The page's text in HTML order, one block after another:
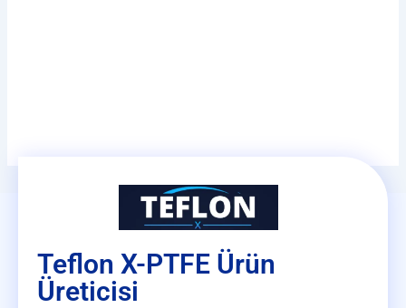
Teflon X-PTFE Ürün
Üreticisi